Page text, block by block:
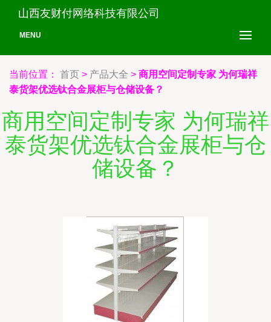
山西友财付网络科技有限公司
MENU
当前位置： 首页 > 产品大全 > 商用空间定制专家 为何瑞祥
泰货架优选钛合金展柜与仓储设备？
商用空间定制专家 为何瑞祥
泰货架优选钛合金展柜与仓
储设备？